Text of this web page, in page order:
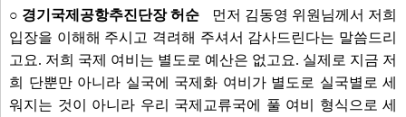
○ 경기국제공항추진단장 허순
먼저 김동영 위원님께서 저희
입장을 이해해 주시고 격려해 주셔서 감사드린다는 말씀드리
고요. 저희 국제 여비는 별도로 예산은 없고요. 실제로 지금 저
희 단뿐만 아니라 실국에 국제화 여비가 별도로 실국별로 세
워지는 것이 아니라 우리 국제교류국에 풀 여비 형식으로 세